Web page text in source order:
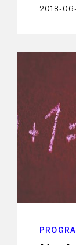
2018-